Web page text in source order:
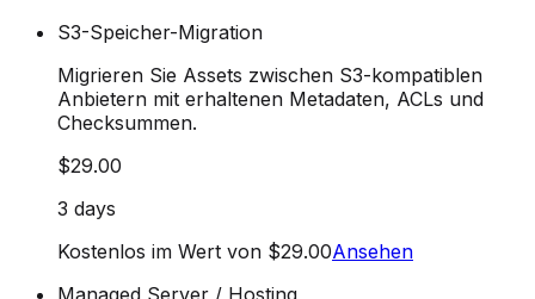
S3-Speicher-Migration
Migrieren Sie Assets zwischen S3-kompatiblen
Anbietern mit erhaltenen Metadaten, ACLs und
Checksummen.
$29.00
3 days
Kostenlos im Wert von $29.00Ansehen